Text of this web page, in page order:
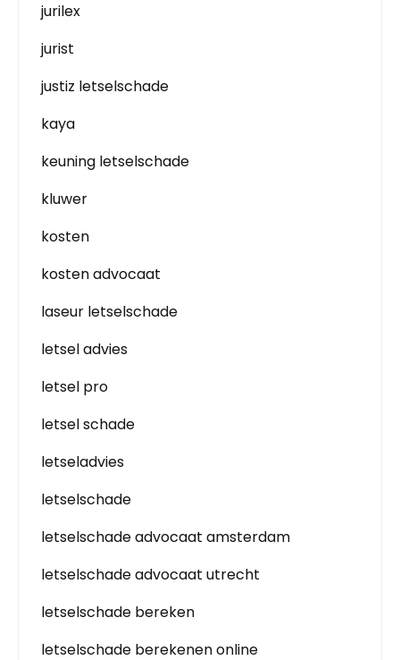
jurilex
jurist
justiz letselschade
kaya
keuning letselschade
kluwer
kosten
kosten advocaat
laseur letselschade
letsel advies
letsel pro
letsel schade
letseladvies
letselschade
letselschade advocaat amsterdam
letselschade advocaat utrecht
letselschade bereken
letselschade berekenen online